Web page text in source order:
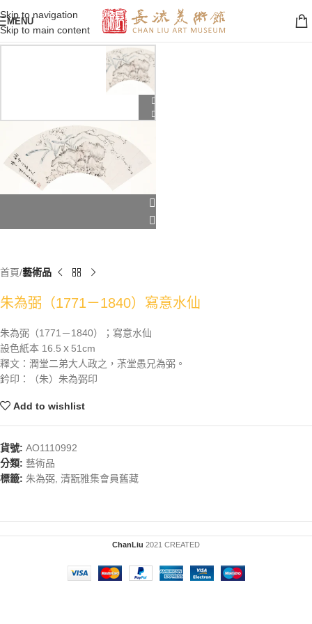
Skip to navigation
Skip to main content
MENU
首頁 藝術品
朱為弼（1771－1840）寫意水仙
朱為弼（1771－1840）；寫意水仙
設色紙本 16.5ｘ51cm
釋文：潤堂二弟大人政之，茮堂愚兄為弼。
鈐印：（朱）朱為弼印
Add to wishlist
貨號: AO1110992
分類: 藝術品
標籤: 朱為弼, 清翫雅集會員舊藏
ChanLiu 2021 CREATED